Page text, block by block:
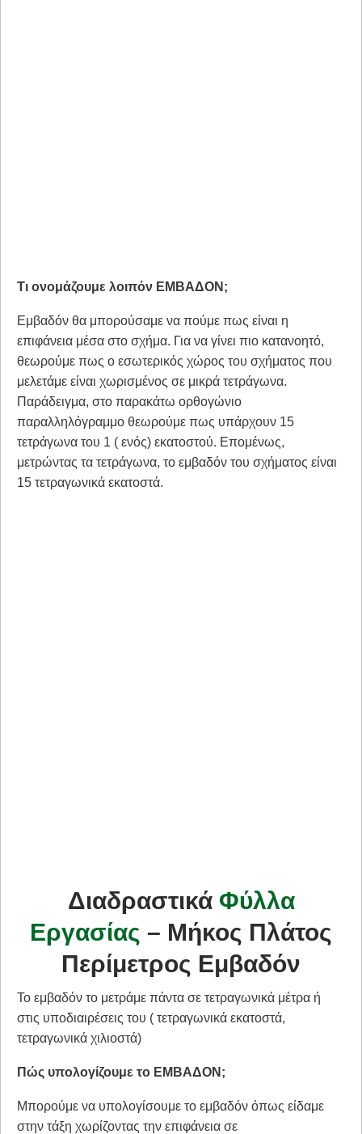
Τι ονομάζουμε λοιπόν ΕΜΒΑΔΟΝ;
Εμβαδόν θα μπορούσαμε να πούμε πως είναι η
επιφάνεια μέσα στο σχήμα. Για να γίνει πιο κατανοητό,
θεωρούμε πως ο εσωτερικός χώρος του σχήματος που
μελετάμε είναι χωρισμένος σε μικρά τετράγωνα.
Παράδειγμα, στο παρακάτω ορθογώνιο
παραλληλόγραμμο θεωρούμε πως υπάρχουν 15
τετράγωνα του 1 ( ενός) εκατοστού. Επομένως,
μετρώντας τα τετράγωνα, το εμβαδόν του σχήματος είναι
15 τετραγωνικά εκατοστά.
Διαδραστικά Φύλλα
Εργασίας – Μήκος Πλάτος
Περίμετρος Εμβαδόν
Το εμβαδόν το μετράμε πάντα σε τετραγωνικά μέτρα ή
στις υποδιαιρέσεις του ( τετραγωνικά εκατοστά,
τετραγωνικά χιλιοστά)
Πώς υπολογίζουμε το ΕΜΒΑΔΟΝ;
Μπορούμε να υπολογίσουμε το εμβαδόν όπως είδαμε
στην τάξη χωρίζοντας την επιφάνεια σε